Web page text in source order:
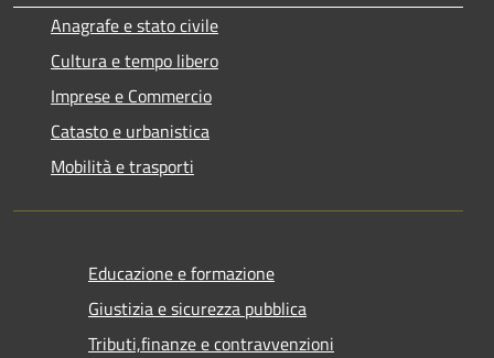
Anagrafe e stato civile
Cultura e tempo libero
Imprese e Commercio
Catasto e urbanistica
Mobilità e trasporti
Educazione e formazione
Giustizia e sicurezza pubblica
Tributi,finanze e contravvenzioni